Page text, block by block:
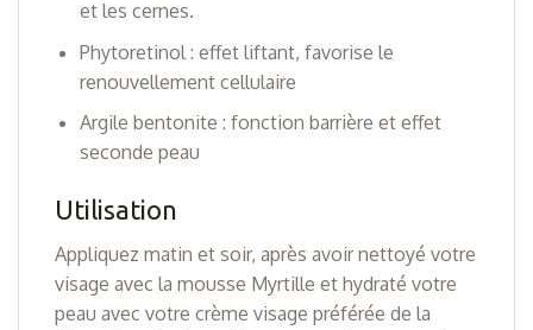
et les cernes.
Phytoretinol : effet liftant, favorise le
renouvellement cellulaire
Argile bentonite : fonction barrière et effet
seconde peau
Utilisation
Appliquez matin et soir, après avoir nettoyé votre
visage avec la mousse Myrtille et hydraté votre
peau avec votre crème visage préférée de la